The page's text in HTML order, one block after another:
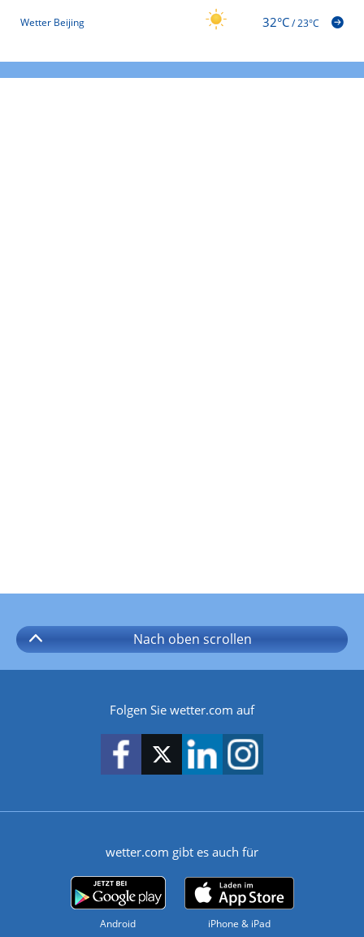
Wetter Beijing 32°C/23°C
Nach oben scrollen
Folgen Sie wetter.com auf
wetter.com gibt es auch für
Android iPhone & iPad